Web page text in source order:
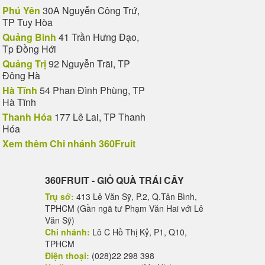
Phú Yên 30A Nguyễn Công Trứ,
TP Tuy Hòa
Quảng Bình 41 Trần Hưng Đạo,
Tp Đồng Hới
Quảng Trị92 Nguyễn Trãi, TP
Đông Hà
Hà Tĩnh 54 Phan Đình Phùng, TP
Hà Tĩnh
Thanh Hóa 177 Lê Lai, TP Thanh
Hóa
Xem thêm Chi nhánh 360Fruit
360FRUIT - GIỎ QUÀ TRÁI CÂY
Trụ sở: 413 Lê Văn Sỹ, P.2, Q.Tân Bình,
TPHCM (Gần ngã tư Phạm Văn Hai với Lê
Văn Sỹ)
Chi nhánh: Lô C Hồ Thị Kỷ, P1, Q10,
TPHCM
Điện thoại: (028)22 298 398